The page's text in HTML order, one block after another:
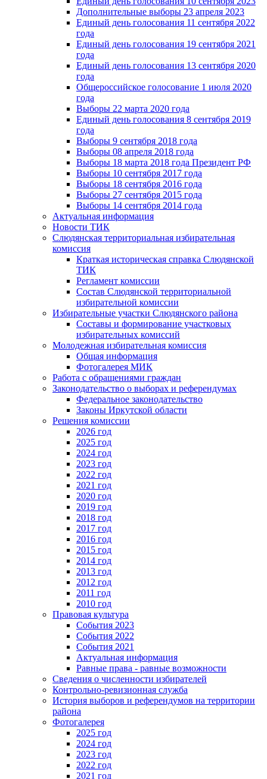
Дополнительные выборы 23 апреля 2023
Единый день голосования 11 сентября 2022
года
Единый день голосования 19 сентября 2021
года
Единый день голосования 13 сентября 2020
года
Общероссийское голосование 1 июля 2020
года
Выборы 22 марта 2020 года
Единый день голосования 8 сентября 2019
года
Выборы 9 сентября 2018 года
Выборы 08 апреля 2018 года
Выборы 18 марта 2018 года Президент РФ
Выборы 10 сентября 2017 года
Выборы 18 сентября 2016 года
Выборы 27 сентября 2015 года
Выборы 14 сентября 2014 года
Актуальная информация
Новости ТИК
Слюдянская территориальная избирательная
комиссия
Краткая историческая справка Слюдянской
ТИК
Регламент комиссии
Состав Слюдянской территориальной
избирательной комиссии
Избирательные участки Слюдянского района
Составы и формирование участковых
избирательных комиссий
Молодежная избирательная комиссия
Общая информация
Фотогалерея МИК
Работа с обращениями граждан
Законодательство о выборах и референдумах
Федеральное законодательство
Законы Иркутской области
Решения комиссии
2026 год
2025 год
2024 год
2023 год
2022 год
2021 год
2020 год
2019 год
2018 год
2017 год
2016 год
2015 год
2014 год
2013 год
2012 год
2011 год
2010 год
Правовая культура
События 2023
События 2022
События 2021
Актуальная информация
Равные права - равные возможности
Сведения о численности избирателей
Контрольно-ревизионная служба
История выборов и референдумов на территории
района
Фотогалерея
2025 год
2024 год
2023 год
2022 год
2021 год